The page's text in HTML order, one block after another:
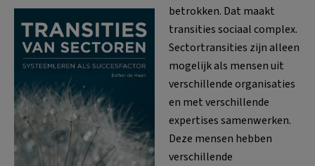
betrokken. Dat maakt
transities sociaal complex.
Sectortransities zijn alleen
mogelijk als mensen uit
verschillende organisaties
en met verschillende
expertises samenwerken.
Deze mensen hebben
verschillende